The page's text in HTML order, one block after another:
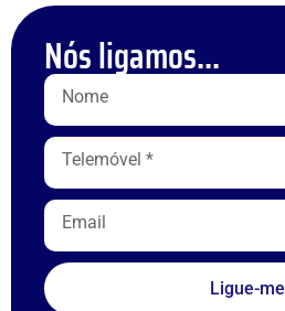
Nós ligamos...
Ligue-me